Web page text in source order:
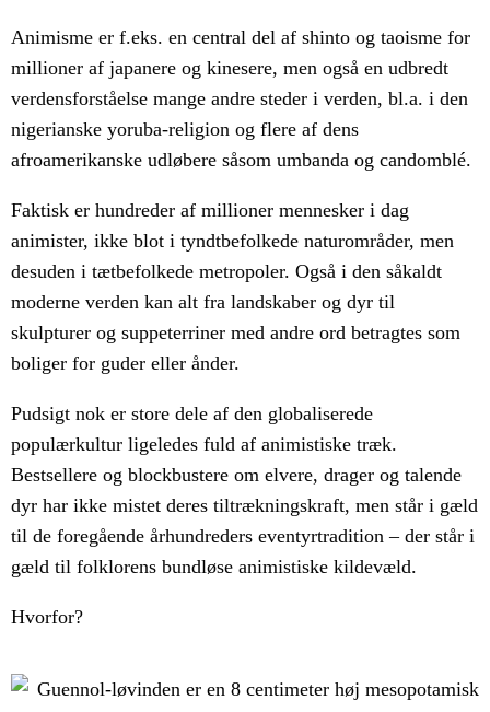
Animisme er f.eks. en central del af shinto og taoisme for
millioner af japanere og kinesere, men også en udbredt
verdensforståelse mange andre steder i verden, bl.a. i den
nigerianske yoruba-religion og flere af dens
afroamerikanske udløbere såsom umbanda og candomblé.
Faktisk er hundreder af millioner mennesker i dag
animister, ikke blot i tyndtbefolkede naturområder, men
desuden i tætbefolkede metropoler. Også i den såkaldt
moderne verden kan alt fra landskaber og dyr til
skulpturer og suppeterriner med andre ord betragtes som
boliger for guder eller ånder.
Pudsigt nok er store dele af den globaliserede
populærkultur ligeledes fuld af animistiske træk.
Bestsellere og blockbustere om elvere, drager og talende
dyr har ikke mistet deres tiltrækningskraft, men står i gæld
til de foregående århundreders eventyrtradition – der står i
gæld til folklorens bundløse animistiske kildevæld.
Hvorfor?